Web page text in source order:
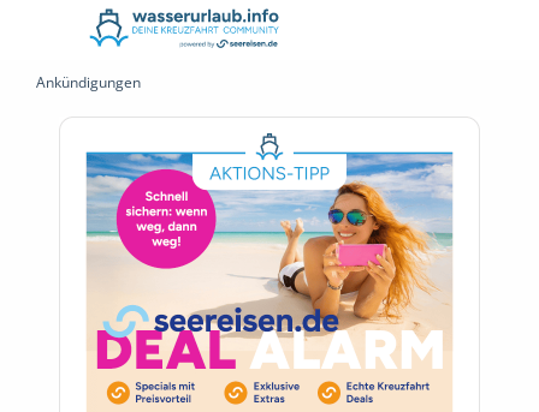
Ankündigungen